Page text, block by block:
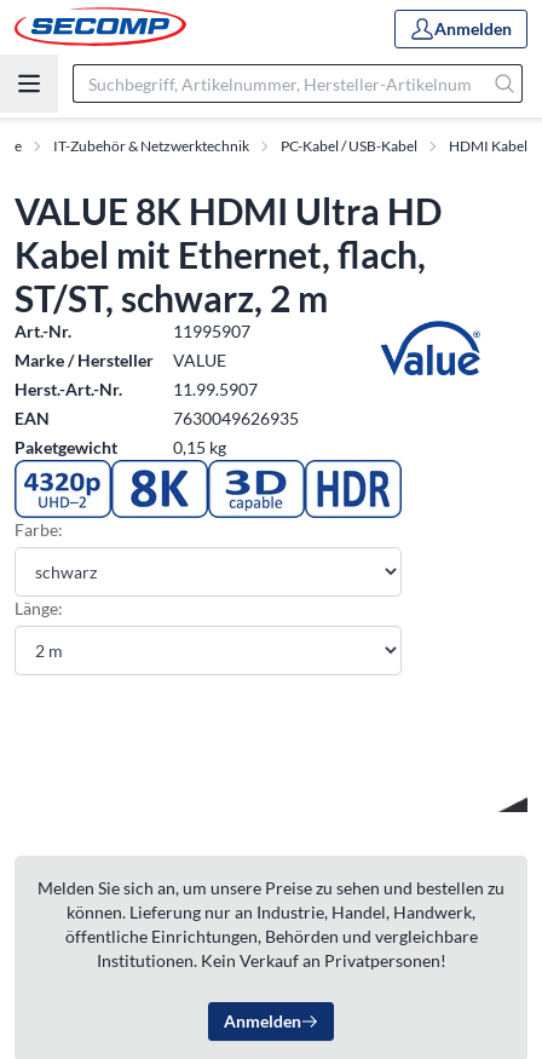
Anmelden
IT-Zubehör & Netzwerktechnik PC-Kabel / USB-Kabel HDMI Kabel
VALUE 8K HDMI Ultra HD
Kabel mit Ethernet, flach,
ST/ST, schwarz, 2 m
Art.-Nr.
11995907
Marke / Hersteller
VALUE
Herst.-Art.-Nr.
11.99.5907
EAN
7630049626935
Paketgewicht
0,15 kg
Farbe:
Länge:
Melden Sie sich an, um unsere Preise zu sehen und bestellen zu
können. Lieferung nur an Industrie, Handel, Handwerk,
öffentliche Einrichtungen, Behörden und vergleichbare
Institutionen. Kein Verkauf an Privatpersonen!
Anmelden